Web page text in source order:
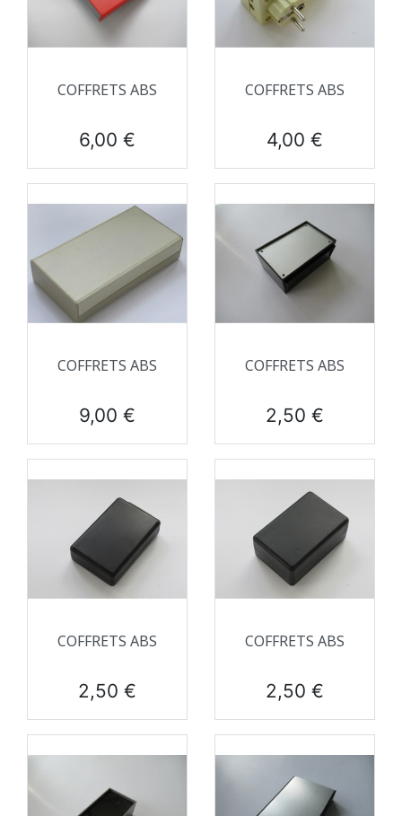
COFFRETS ABS
Prix
6,00 €
COFFRETS ABS
Prix
4,00 €
COFFRETS ABS
Prix
9,00 €
COFFRETS ABS
Prix
2,50 €
COFFRETS ABS
Prix
2,50 €
COFFRETS ABS
Prix
2,50 €